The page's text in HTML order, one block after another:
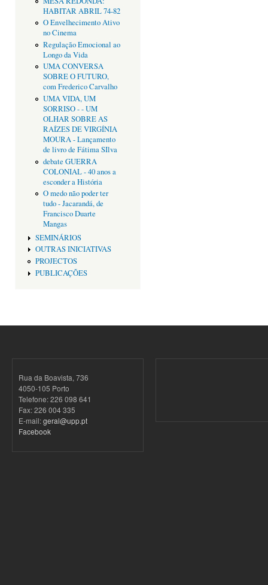
HABITAR ABRIL 74-82
O Envelhecimento Ativo
no Cinema
Regulação Emocional ao
Longo da Vida
UMA CONVERSA
SOBRE O FUTURO,
com Frederico Carvalho
UMA VIDA, UM
SORRISO - - UM
OLHAR SOBRE AS
RAÍZES DE VIRGÍNIA
MOURA - Lançamento
de livro de Fátima SIlva
debate GUERRA
COLONIAL - 40 anos a
esconder a História
O medo não poder ter
tudo - Jacarandá, de
Francisco Duarte
Mangas
SEMINÁRIOS
OUTRAS INICIATIVAS
PROJECTOS
PUBLICAÇÕES
Rua da Boavista, 736
4050-105 Porto
Telefone: 226 098 641
Fax: 226 004 335
E-mail:geral@upp.pt
Facebook